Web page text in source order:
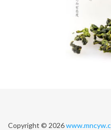
Copyright © 2026